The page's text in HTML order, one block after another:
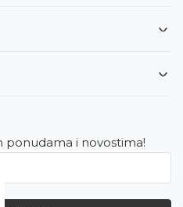
ponudama i novostima!